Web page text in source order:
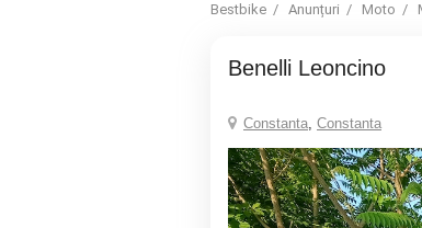
Bestbike Anunțuri Moto
Benelli Leoncino
Constanta, Constanta